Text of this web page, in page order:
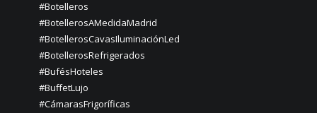
#Botelleros
#BotellerosAMedidaMadrid
#BotellerosCavasIluminaciónLed
#BotellerosRefrigerados
#BufésHoteles
#BuffetLujo
#CámarasFrigoríficas